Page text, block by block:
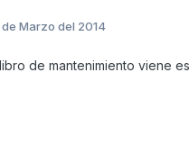
de Marzo del 2014
de mantenimiento viene